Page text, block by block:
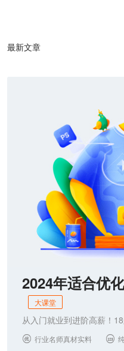
最新文章
2024年适合优
大课堂
从入门就业到进阶高薪！
 行业名师真材实料 